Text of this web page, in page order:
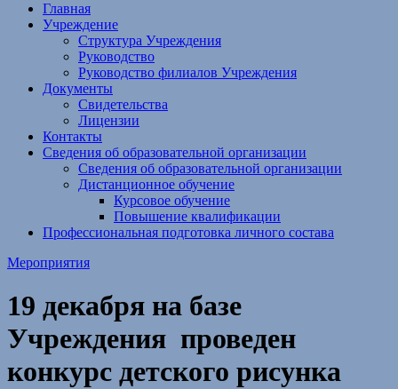
Главная
Учреждение
Структура Учреждения
Руководство
Руководство филиалов Учреждения
Документы
Свидетельства
Лицензии
Контакты
Сведения об образовательной организации
Сведения об образовательной организации
Дистанционное обучение
Курсовое обучение
Повышение квалификации
Профессиональная подготовка личного состава
Мероприятия
19 декабря на базе
Учреждения проведен
конкурс детского рисунка